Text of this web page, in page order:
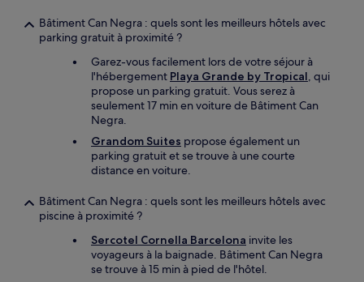
Bâtiment Can Negra : quels sont les meilleurs hôtels avec
parking gratuit à proximité ?
Garez-vous facilement lors de votre séjour à
l'hébergement Playa Grande by Tropical, qui
propose un parking gratuit. Vous serez à
seulement 17 min en voiture de Bâtiment Can
Negra.
Grandom Suites propose également un
parking gratuit et se trouve à une courte
distance en voiture.
Bâtiment Can Negra : quels sont les meilleurs hôtels avec
piscine à proximité ?
Sercotel Cornella Barcelona invite les
voyageurs à la baignade. Bâtiment Can Negra
se trouve à 15 min à pied de l'hôtel.